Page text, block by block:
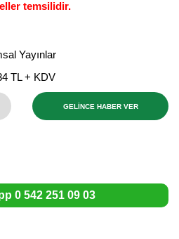
temsilidir.
Yayınlar
TL + KDV
GELİNCE HABER VER
0 542 251 09 03